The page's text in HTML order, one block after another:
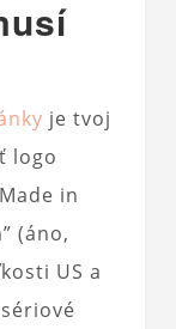
je tvoj
logo
in
(áno,
US a